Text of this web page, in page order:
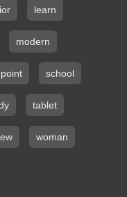
learn
modern
point school
tablet
woman